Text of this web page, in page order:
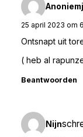
25 april 2023 om
Ontsnapt uit
( heb al
Beantwoorden
Nijn